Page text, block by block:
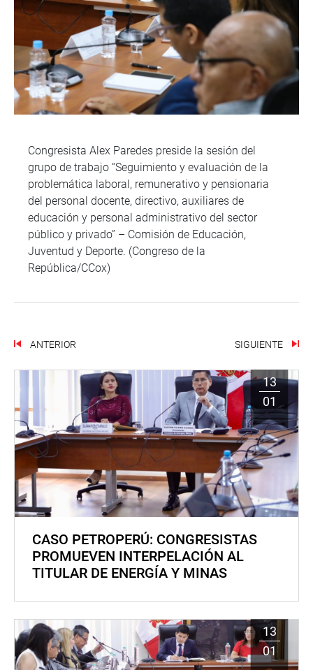
Congresista Alex Paredes preside la sesión del
grupo de trabajo “Seguimiento y evaluación de la
problemática laboral, remunerativo y pensionaria
del personal docente, directivo, auxiliares de
educación y personal administrativo del sector
público y privado” – Comisión de Educación,
Juventud y Deporte. (Congreso de la
República/CCox)
ANTERIOR SIGUIENTE
13
01
CASO PETROPERÚ: CONGRESISTAS
PROMUEVEN INTERPELACIÓN AL
TITULAR DE ENERGÍA Y MINAS
13
01